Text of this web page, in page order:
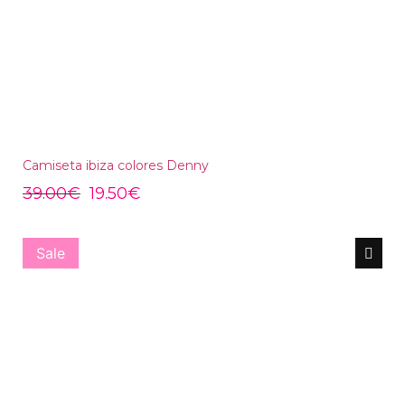
Camiseta ibiza colores Denny
39.00€ 19.50€
Sale